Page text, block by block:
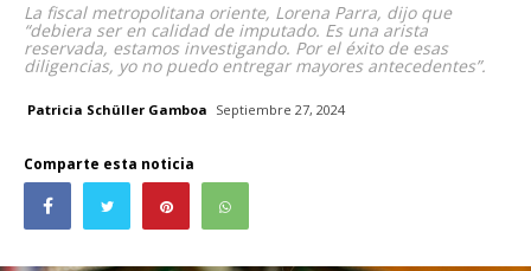
La fiscal metropolitana oriente, Lorena Parra, dijo que
“debiera ser en calidad de imputado. Es una arista
reservada, estamos investigando. Por el éxito de esas
diligencias, yo no puedo entregar mayores antecedentes”.
Patricia Schüller Gamboa Septiembre 27, 2024
Comparte esta noticia